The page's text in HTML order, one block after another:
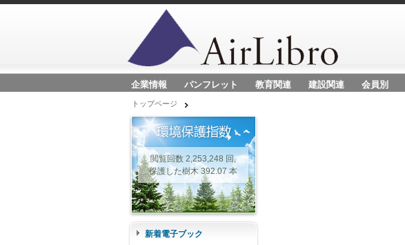
企業情報 パンフレット 教育関連 建設関連 会員別
トップページ
閲覧回数 2,253,248 回,
保護した樹木 392.07 本
新着電子ブック